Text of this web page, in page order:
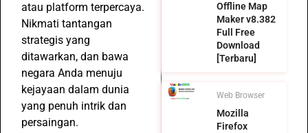
atau platform terpercaya.
Nikmati tantangan
strategis yang
ditawarkan, dan bawa
negara Anda menuju
kejayaan dalam dunia
yang penuh intrik dan
persaingan.
Offline Map
Maker v8.382
Full Free
Download
[Terbaru]
Web Browser
Mozilla
Firefox